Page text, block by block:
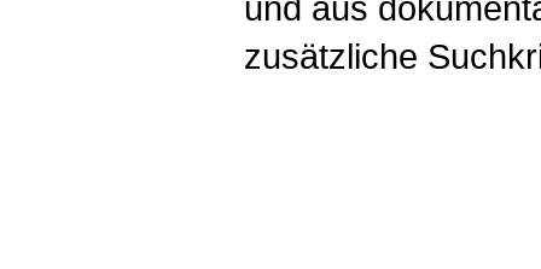
zusätzliche